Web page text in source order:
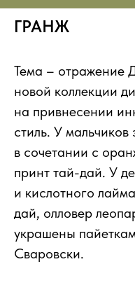
ГРАНЖ
Тема – отражение
новой коллекции
на привнесении
стиль. У мальчиков
в сочетании с
принт тай-дай. У
и кислотного
дай, олловер
украшены
Сваровски.